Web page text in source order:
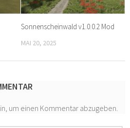
Sonnenscheinwald v1.0.0.2 Mod
MAI 20, 2025
um einen Kommentar abzugeben.